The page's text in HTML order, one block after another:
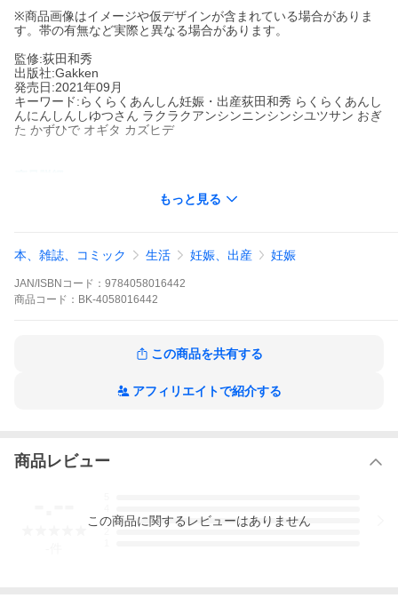
※商品画像はイメージや仮デザインが含まれている場合がありま
す。帯の有無など実際と異なる場合があります。
監修:荻田和秀
出版社:Gakken
発売日:2021年09月
キーワード:らくらくあんしん妊娠・出産荻田和秀 らくらくあんし
んにんしんしゆつさん ラクラクアンシンニンシンシユツサン おぎ
た かずひで オギタ カズヒデ
第一子を迎えるママ＆パパにとって、妊娠・出産はすべてがはじ
めてのことばかり。本や雑誌、WebやSNSアプリなどで、欲しい
情報を欲しいときに手に入れられる世の中ですが、ときには情報
が多すぎて「必要じゃないコト」にまでふりまわされてしまうこ
りがすばらしいお産を迎えてほしい、という願いから生まれたの
が、学研の育児書「らくらくあんしん」シリーズです。
本書では、漫画「コウノドリ」の主人公のモデルとなった産科医
本書とじ込みページ内の二次元コードまたはURLから特典サイト
にアクセスし、記載内容に従ってシリアルナンバーを入力して本
もっと見る
本、雑誌、コミック 生活 妊娠、出産 妊娠
JAN/ISBNコード： 9784058016442
商品 コード： BK-4058016442
この商品を共有する
アフィリエイトで紹介する
商品レビュー
3
この商品に関するレビューはありません